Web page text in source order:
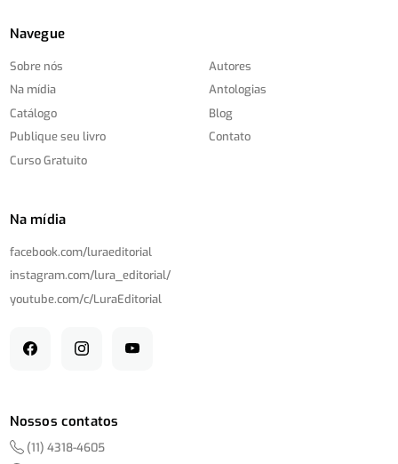
Navegue
Sobre nós
Na mídia
Catálogo
Publique seu livro
Curso Gratuito
Autores
Antologias
Blog
Contato
Na mídia
facebook.com/luraeditorial
instagram.com/lura_editorial/
youtube.com/c/LuraEditorial
Nossos contatos
(11) 4318-4605